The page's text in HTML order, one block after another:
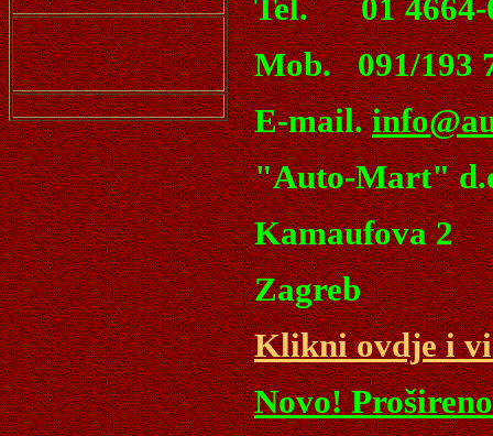
Tel. 01 4664-
Mob. 091/193
E-mail.
"Auto-Mart"
Kamaufova 2
Zagreb
Klikni ovdje i
Novo!